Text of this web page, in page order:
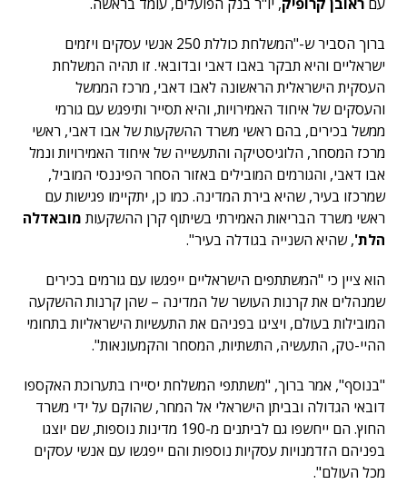
ברוך הסביר ש-"המשלחת כוללת 250 אנשי עסקים ויזמים
ישראליים והיא תבקר באבו דאבי ובדובאי. זו תהיה המשלחת
העסקית הישראלית הראשונה לאבו דאבי, מרכז הממשל
והעסקים של איחוד האמירויות, והיא תסייר ותיפגש עם גורמי
ממשל בכירים, בהם ראשי משרד ההשקעות של אבו דאבי, ראשי
מרכז המסחר, הלוגיסטיקה והתעשייה של איחוד האמירויות ונמל
אבו דאבי, והגורמים המובילים באזור הסחר הפיננסי המוביל,
שמרכזו בעיר, שהיא בירת המדינה. כמו כן, יתקיימו פגישות עם
ראשי משרד הבריאות האמירתי בשיתוף קרן ההשקעות מובאדלה
הלת', שהיא השנייה בגודלה בעיר".
הוא ציין כי "המשתתפים הישראליים ייפגשו עם גורמים בכירים
שמנהלים את קרנות העושר של המדינה – שהן קרנות ההשקעה
המובילות בעולם, ויציגו בפניהם את התעשיות הישראליות בתחומי
ההיי-טק, התעשיה, התשתיות, המסחר והקמעונאות".
"בנוסף", אמר ברוך, "משתתפי המשלחת יסיירו בתערוכת האקספו
דובאי הגדולה ובביתן הישראלי אל המחר, שהוקם על ידי משרד
החוץ. הם ייחשפו גם לביתנים מ-190 מדינות נוספות, שם יוצגו
בפניהם הזדמנויות עסקיות נוספות והם ייפגשו עם אנשי עסקים
מכל העולם".